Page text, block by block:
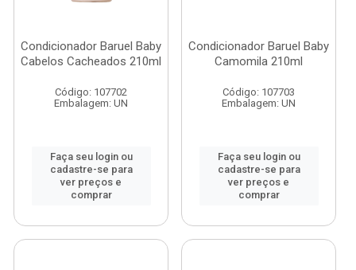
Condicionador Baruel Baby
Cabelos Cacheados 210ml
Código: 107702
Embalagem: UN
Faça seu login ou
cadastre-se para
ver preços e
comprar
Condicionador Baruel Baby
Camomila 210ml
Código: 107703
Embalagem: UN
Faça seu login ou
cadastre-se para
ver preços e
comprar